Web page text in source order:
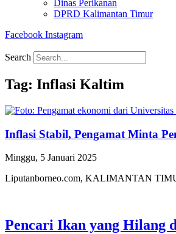
Dinas Perikanan
DPRD Kalimantan Timur
Facebook Instagram
Search
Tag: Inflasi Kaltim
Inflasi Stabil, Pengamat Minta
Minggu, 5 Januari 2025
Liputanborneo.com, KALIMANTAN
Pencari Ikan yang Hilang